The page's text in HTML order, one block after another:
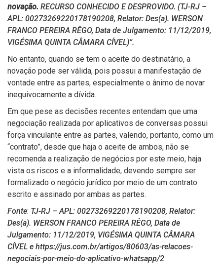
novação. RECURSO CONHECIDO E DESPROVIDO. (TJ-RJ –
APL: 00273269220178190208, Relator: Des(a). WERSON
FRANCO PEREIRA RÊGO, Data de Julgamento: 11/12/2019,
VIGÉSIMA QUINTA CÂMARA CÍVEL)”.
No entanto, quando se tem o aceite do destinatário, a
novação pode ser válida, pois possui a manifestação de
vontade entre as partes, especialmente o ânimo de novar
inequivocamente a dívida.
Em que pese as decisões recentes entendam que uma
negociação realizada por aplicativos de conversas possui
força vinculante entre as partes, valendo, portanto, como um
“contrato”, desde que haja o aceite de ambos, não se
recomenda a realização de negócios por este meio, haja
vista os riscos e a informalidade, devendo sempre ser
formalizado o negócio jurídico por meio de um contrato
escrito e assinado por ambas as partes.
Fonte: TJ-RJ – APL: 00273269220178190208, Relator:
Des(a). WERSON FRANCO PEREIRA RÊGO, Data de
Julgamento: 11/12/2019, VIGÉSIMA QUINTA CÂMARA
CÍVEL e https://jus.com.br/artigos/80603/as-relacoes-
negociais-por-meio-do-aplicativo-whatsapp/2